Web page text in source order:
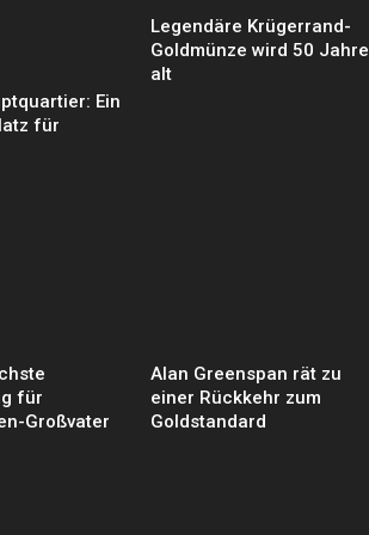
Ein
für
Legendäre Krügerrand-
Goldmünze wird 50 Jahre
alt
für
Großvater
Alan Greenspan rät zu
einer Rückkehr zum
Goldstandard